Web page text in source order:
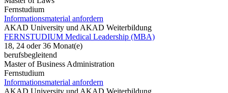
Fernstudium
Informationsmaterial anfordern
AKAD University und AKAD Weiterbildung
FERNSTUDIUM Medical Leadership (MBA)
18, 24 oder 36 Monat(e)
berufsbegleitend
Master of Business Administration
Fernstudium
Informationsmaterial anfordern
AKAD University und AKAD Weiterbildung